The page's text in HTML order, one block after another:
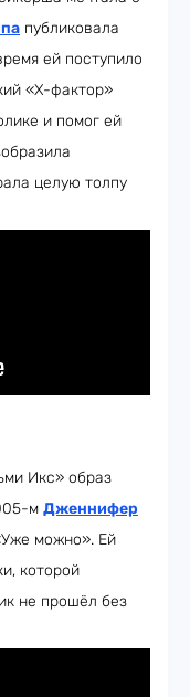
публиковала
ей поступило
«X-фактор»
и помог ей
целую толпу
Икс» образ
м Дженнифер
можно». Ей
которой
не прошёл без